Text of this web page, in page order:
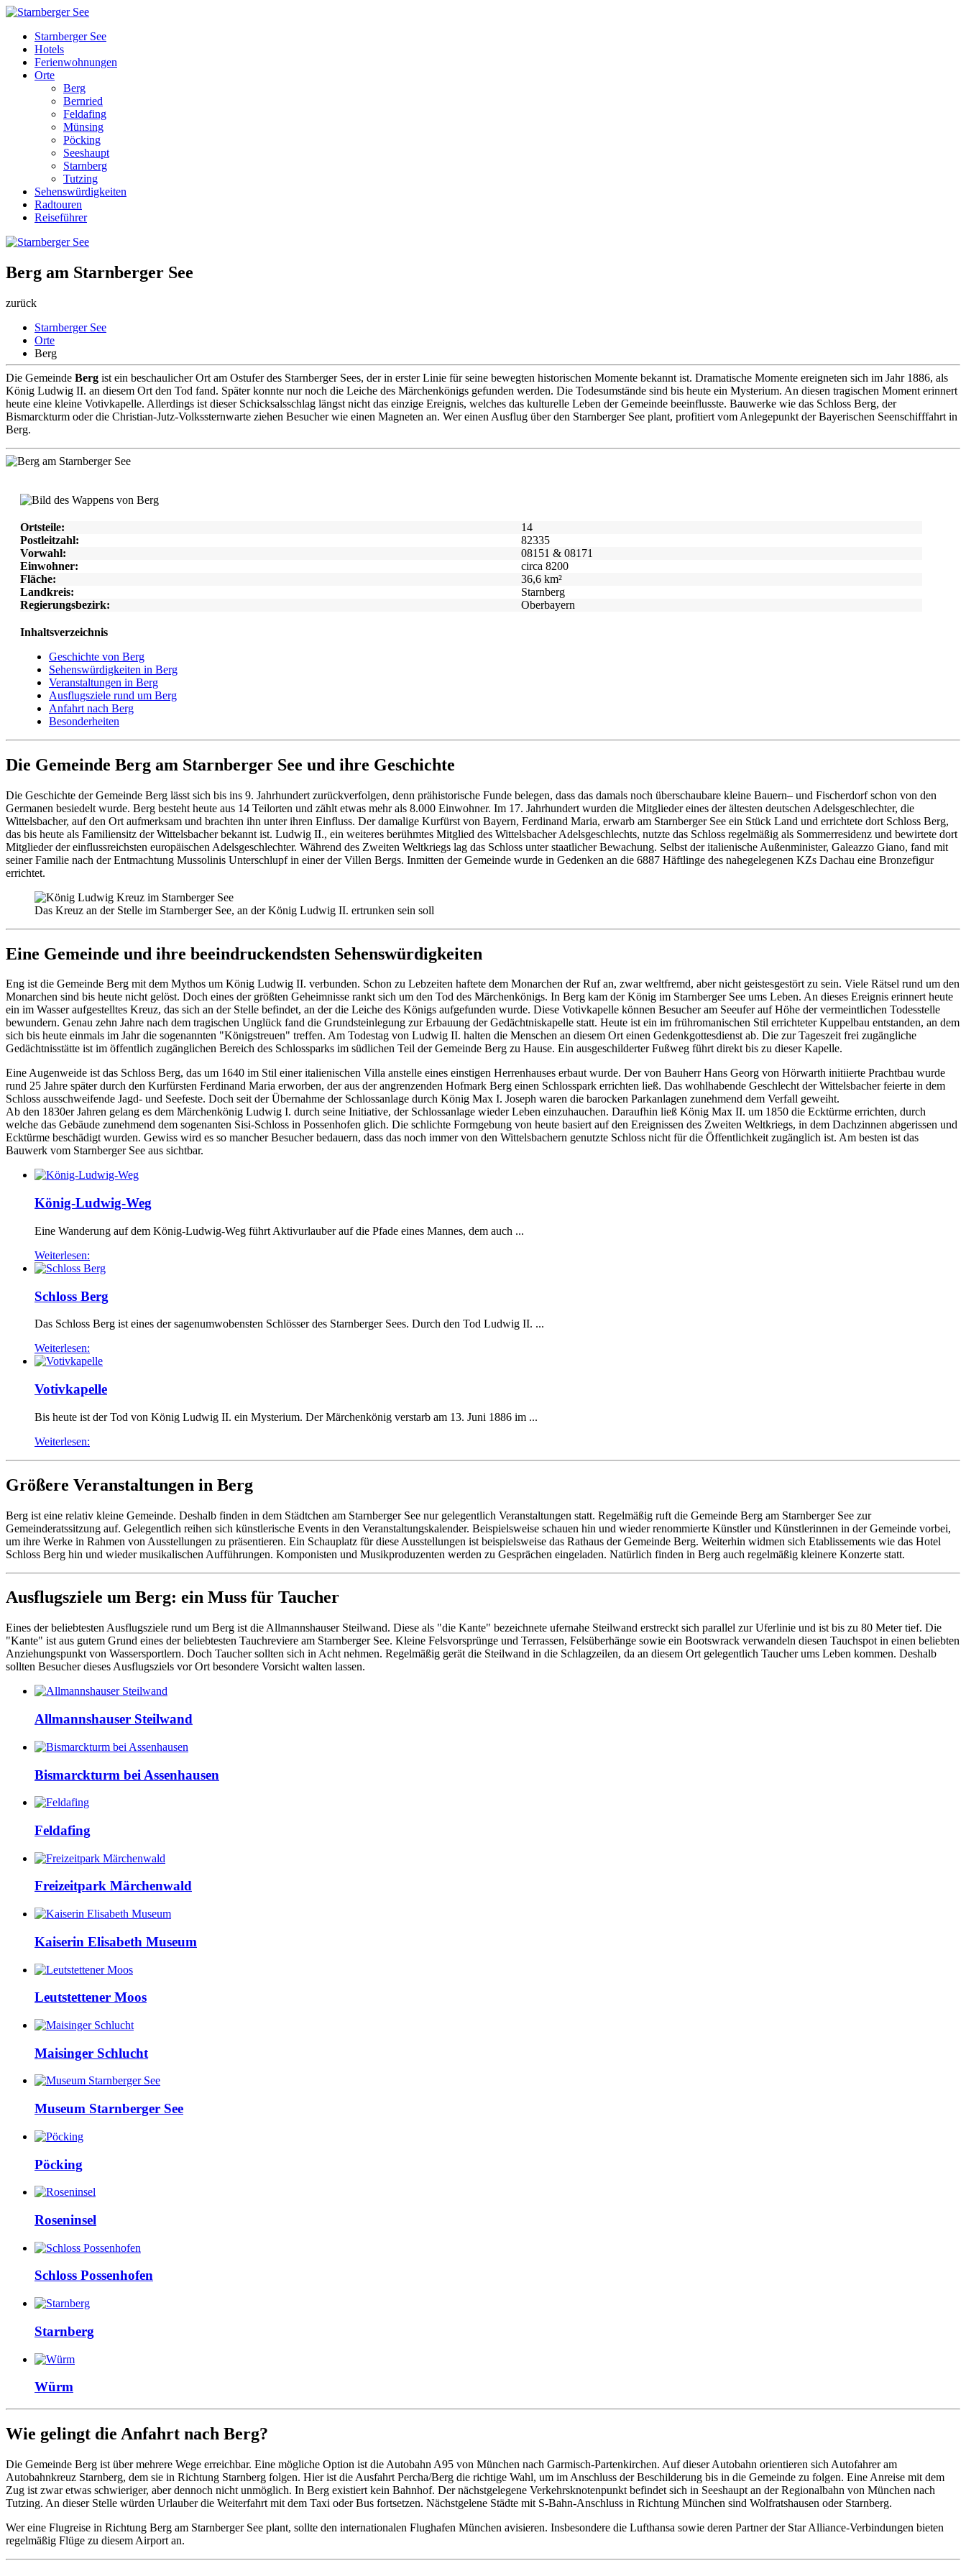
Starnberger See
Hotels
Ferienwohnungen
Orte
Berg
Bernried
Feldafing
Münsing
Pöcking
Seeshaupt
Starnberg
Tutzing
Sehenswürdigkeiten
Radtouren
Reiseführer
Berg am Starnberger See
zurück
Starnberger See
Orte
Berg
Die Gemeinde Berg ist ein beschaulicher Ort am Ostufer des Starnberger Sees, der in erster Linie für seine bewegten historischen Momente bekannt ist. Dramatische Momente ereigneten sich im Jahr 1886, als
König Ludwig II. an diesem Ort den Tod fand. Später konnte nur noch die Leiche des Märchenkönigs gefunden werden. Die Todesumstände sind bis heute ein Mysterium. An diesen tragischen Moment erinnert
heute eine kleine Votivkapelle. Allerdings ist dieser Schicksalsschlag längst nicht das einzige Ereignis, welches das kulturelle Leben der Gemeinde beeinflusste. Bauwerke wie das Schloss Berg, der
Bismarckturm oder die Christian-Jutz-Volkssternwarte ziehen Besucher wie einen Magneten an. Wer einen Ausflug über den Starnberger See plant, profitiert vom Anlegepunkt der Bayerischen Seenschifffahrt in
Berg.
Ortsteile:
14
Postleitzahl:
82335
Vorwahl:
08151 & 08171
Einwohner:
circa 8200
Fläche:
36,6 km²
Landkreis:
Starnberg
Regierungsbezirk:
Oberbayern
Inhaltsverzeichnis
Geschichte von Berg
Sehenswürdigkeiten in Berg
Veranstaltungen in Berg
Ausflugsziele rund um Berg
Anfahrt nach Berg
Besonderheiten
Die Gemeinde Berg am Starnberger See und ihre Geschichte
Die Geschichte der Gemeinde Berg lässt sich bis ins 9. Jahrhundert zurückverfolgen, denn prähistorische Funde belegen, dass das damals noch überschaubare kleine Bauern– und Fischerdorf schon von den
Germanen besiedelt wurde. Berg besteht heute aus 14 Teilorten und zählt etwas mehr als 8.000 Einwohner. Im 17. Jahrhundert wurden die Mitglieder eines der ältesten deutschen Adelsgeschlechter, die
Wittelsbacher, auf den Ort aufmerksam und brachten ihn unter ihren Einfluss. Der damalige Kurfürst von Bayern, Ferdinand Maria, erwarb am Starnberger See ein Stück Land und errichtete dort Schloss Berg,
das bis heute als Familiensitz der Wittelsbacher bekannt ist. Ludwig II., ein weiteres berühmtes Mitglied des Wittelsbacher Adelsgeschlechts, nutzte das Schloss regelmäßig als Sommerresidenz und bewirtete dort
Mitglieder der einflussreichsten europäischen Adelsgeschlechter. Während des Zweiten Weltkriegs lag das Schloss unter staatlicher Bewachung. Selbst der italienische Außenminister, Galeazzo Giano, fand mit
seiner Familie nach der Entmachtung Mussolinis Unterschlupf in einer der Villen Bergs. Inmitten der Gemeinde wurde in Gedenken an die 6887 Häftlinge des nahegelegenen KZs Dachau eine Bronzefigur
errichtet.
Das Kreuz an der Stelle im Starnberger See, an der König Ludwig II. ertrunken sein soll
Eine Gemeinde und ihre beeindruckendsten Sehenswürdigkeiten
Eng ist die Gemeinde Berg mit dem Mythos um König Ludwig II. verbunden. Schon zu Lebzeiten haftete dem Monarchen der Ruf an, zwar weltfremd, aber nicht geistesgestört zu sein. Viele Rätsel rund um den
Monarchen sind bis heute nicht gelöst. Doch eines der größten Geheimnisse rankt sich um den Tod des Märchenkönigs. In Berg kam der König im Starnberger See ums Leben. An dieses Ereignis erinnert heute
ein im Wasser aufgestelltes Kreuz, das sich an der Stelle befindet, an der die Leiche des Königs aufgefunden wurde. Diese Votivkapelle können Besucher am Seeufer auf Höhe der vermeintlichen Todesstelle
bewundern. Genau zehn Jahre nach dem tragischen Unglück fand die Grundsteinlegung zur Erbauung der Gedächtniskapelle statt. Heute ist ein im frühromanischen Stil errichteter Kuppelbau entstanden, an dem
sich bis heute einmals im Jahr die sogenannten "Königstreuen" treffen. Am Todestag von Ludwig II. halten die Menschen an diesem Ort einen Gedenkgottesdienst ab. Die zur Tageszeit frei zugängliche
Gedächtnisstätte ist im öffentlich zugänglichen Bereich des Schlossparks im südlichen Teil der Gemeinde Berg zu Hause. Ein ausgeschilderter Fußweg führt direkt bis zu dieser Kapelle.
Eine Augenweide ist das Schloss Berg, das um 1640 im Stil einer italienischen Villa anstelle eines einstigen Herrenhauses erbaut wurde. Der von Bauherr Hans Georg von Hörwarth initiierte Prachtbau wurde
rund 25 Jahre später durch den Kurfürsten Ferdinand Maria erworben, der aus der angrenzenden Hofmark Berg einen Schlosspark errichten ließ. Das wohlhabende Geschlecht der Wittelsbacher feierte in dem
Schloss ausschweifende Jagd- und Seefeste. Doch seit der Übernahme der Schlossanlage durch König Max I. Joseph waren die barocken Parkanlagen zunehmend dem Verfall geweiht.
Ab den 1830er Jahren gelang es dem Märchenkönig Ludwig I. durch seine Initiative, der Schlossanlage wieder Leben einzuhauchen. Daraufhin ließ König Max II. um 1850 die Ecktürme errichten, durch
welche das Gebäude zunehmend dem sogenanten Sisi-Schloss in Possenhofen glich. Die schlichte Formgebung von heute basiert auf den Ereignissen des Zweiten Weltkriegs, in dem Dachzinnen abgerissen und
Ecktürme beschädigt wurden. Gewiss wird es so mancher Besucher bedauern, dass das noch immer von den Wittelsbachern genutzte Schloss nicht für die Öffentlichkeit zugänglich ist. Am besten ist das
Bauwerk vom Starnberger See aus sichtbar.
König-Ludwig-Weg
Eine Wanderung auf dem König-Ludwig-Weg führt Aktivurlauber auf die Pfade eines Mannes, dem auch ...
Weiterlesen:
Schloss Berg
Das Schloss Berg ist eines der sagenumwobensten Schlösser des Starnberger Sees. Durch den Tod Ludwig II. ...
Weiterlesen:
Votivkapelle
Bis heute ist der Tod von König Ludwig II. ein Mysterium. Der Märchenkönig verstarb am 13. Juni 1886 im ...
Weiterlesen:
Größere Veranstaltungen in Berg
Berg ist eine relativ kleine Gemeinde. Deshalb finden in dem Städtchen am Starnberger See nur gelegentlich Veranstaltungen statt. Regelmäßig ruft die Gemeinde Berg am Starnberger See zur
Gemeinderatssitzung auf. Gelegentlich reihen sich künstlerische Events in den Veranstaltungskalender. Beispielsweise schauen hin und wieder renommierte Künstler und Künstlerinnen in der Gemeinde vorbei,
um ihre Werke in Rahmen von Ausstellungen zu präsentieren. Ein Schauplatz für diese Ausstellungen ist beispielsweise das Rathaus der Gemeinde Berg. Weiterhin widmen sich Etablissements wie das Hotel
Schloss Berg hin und wieder musikalischen Aufführungen. Komponisten und Musikproduzenten werden zu Gesprächen eingeladen. Natürlich finden in Berg auch regelmäßig kleinere Konzerte statt.
Ausflugsziele um Berg: ein Muss für Taucher
Eines der beliebtesten Ausflugsziele rund um Berg ist die Allmannshauser Steilwand. Diese als "die Kante" bezeichnete ufernahe Steilwand erstreckt sich parallel zur Uferlinie und ist bis zu 80 Meter tief. Die
"Kante" ist aus gutem Grund eines der beliebtesten Tauchreviere am Starnberger See. Kleine Felsvorsprünge und Terrassen, Felsüberhänge sowie ein Bootswrack verwandeln diesen Tauchspot in einen beliebten
Anziehungspunkt von Wassersportlern. Doch Taucher sollten sich in Acht nehmen. Regelmäßig gerät die Steilwand in die Schlagzeilen, da an diesem Ort gelegentlich Taucher ums Leben kommen. Deshalb
sollten Besucher dieses Ausflugsziels vor Ort besondere Vorsicht walten lassen.
Allmannshauser Steilwand
Bismarckturm bei Assenhausen
Feldafing
Freizeitpark Märchenwald
Kaiserin Elisabeth Museum
Leutstettener Moos
Maisinger Schlucht
Museum Starnberger See
Pöcking
Roseninsel
Schloss Possenhofen
Starnberg
Würm
Wie gelingt die Anfahrt nach Berg?
Die Gemeinde Berg ist über mehrere Wege erreichbar. Eine mögliche Option ist die Autobahn A95 von München nach Garmisch-Partenkirchen. Auf dieser Autobahn orientieren sich Autofahrer am
Autobahnkreuz Starnberg, dem sie in Richtung Starnberg folgen. Hier ist die Ausfahrt Percha/Berg die richtige Wahl, um im Anschluss der Beschilderung bis in die Gemeinde zu folgen. Eine Anreise mit dem
Zug ist zwar etwas schwieriger, aber dennoch nicht unmöglich. In Berg existiert kein Bahnhof. Der nächstgelegene Verkehrsknotenpunkt befindet sich in Seeshaupt an der Regionalbahn von München nach
Tutzing. An dieser Stelle würden Urlauber die Weiterfahrt mit dem Taxi oder Bus fortsetzen. Nächstgelene Städte mit S-Bahn-Anschluss in Richtung München sind Wolfratshausen oder Starnberg.
Wer eine Flugreise in Richtung Berg am Starnberger See plant, sollte den internationalen Flughafen München avisieren. Insbesondere die Lufthansa sowie deren Partner der Star Alliance-Verbindungen bieten
regelmäßig Flüge zu diesem Airport an.